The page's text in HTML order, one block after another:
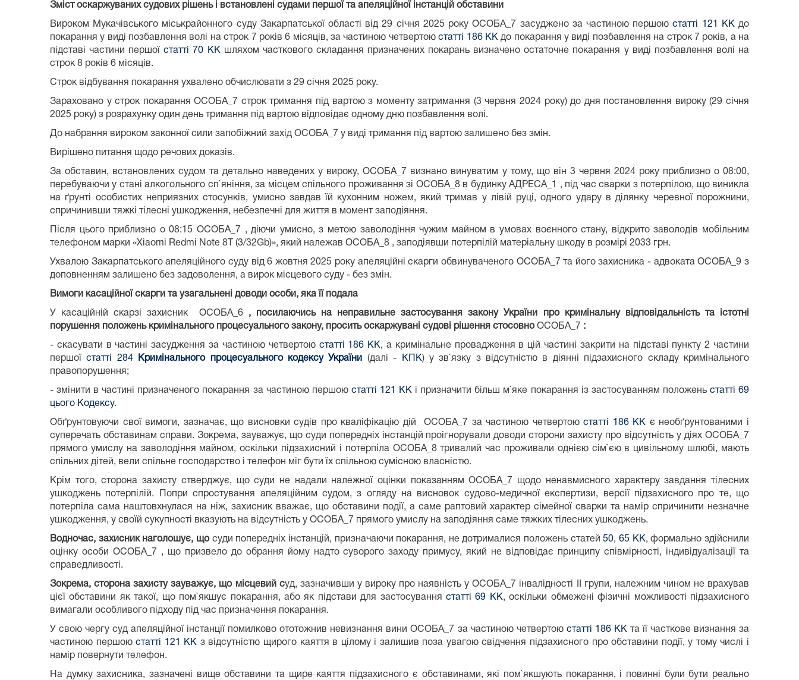
Зміст оскаржуваних судових рішень і встановлені судами першої та апеляційної інстанцій обставини
Вироком Мукачівського міськрайонного суду Закарпатської області від 29 січня 2025 року ОСОБА_7 засуджено за частиною першоюстатті 121 КК до
покарання у виді позбавлення волі на строк 7 років 6 місяців, за частиною четвертоюстатті 186 КК до покарання у виді позбавлення на строк 7 років, а на
підставі частини першоїстатті 70 КК шляхом часткового складання призначених покарань визначено остаточне покарання у виді позбавлення волі на
строк 8 років 6 місяців.
Строк відбування покарання ухвалено обчислювати з 29 січня 2025 року.
Зараховано у строк покарання ОСОБА_7 строк тримання під вартою з моменту затримання (3 червня 2024 року) до дня постановлення вироку (29 січня
2025 року) з розрахунку один день тримання під вартою відповідає одному дню позбавлення волі.
До набрання вироком законної сили запобіжний захід ОСОБА_7 у виді тримання під вартою залишено без змін.
Вирішено питання щодо речових доказів.
За обставин, встановлених судом та детально наведених у вироку, ОСОБА_7 визнано винуватим у тому, що він 3 червня 2024 року приблизно о 08:00,
перебуваючи у стані алкогольного сп`яніння, за місцем спільного проживання зі ОСОБА_8 в будинку АДРЕСА_1 , під час сварки з потерпілою, що виникла
на ґрунті особистих неприязних стосунків, умисно завдав їй кухонним ножем, який тримав у лівій руці, одного удару в ділянку черевної порожнини,
спричинивши тяжкі тілесні ушкодження, небезпечні для життя в момент заподіяння.
Після цього приблизно о 08:15 ОСОБА_7 , діючи умисно, з метою заволодіння чужим майном в умовах воєнного стану, відкрито заволодів мобільним
телефоном марки «Хіаоmі Redmi Note 8Т (3/32Gb)», який належав ОСОБА_8 , заподіявши потерпілій матеріальну шкоду в розмірі 2033 грн.
Ухвалою Закарпатського апеляційного суду від 6 жовтня 2025 року апеляційні скарги обвинуваченого ОСОБА_7 та його захисника - адвоката ОСОБА_9 з
доповненням залишено без задоволення, а вирок місцевого суду - без змін.
Вимоги касаційної скарги та узагальнені доводи особи, яка її подала
У касаційній скарзі захисник ОСОБА_6 , посилаючись на неправильне застосування закону України про кримінальну відповідальність та істотні
порушення положень кримінального процесуального закону, просить оскаржувані судові рішення стосовно ОСОБА_7 :
- скасувати в частині засудження за частиною четвертою статті 186 КК, а кримінальне провадження в цій частині закрити на підставі пункту 2 частини
першоїстатті 284 Кримінального процесуального кодексу України (далі - КПК) у зв`язку з відсутністю в діянні підзахисного складу кримінального
правопорушення;
- змінити в частині призначеного покарання за частиною першою статті 121 КК і призначити більш м`яке покарання із застосуванням положень статті 69
цього Кодексу.
Обґрунтовуючи свої вимоги, зазначає, що висновки судів про кваліфікацію дій ОСОБА_7 за частиною четвертоюстатті 186 КК є необґрунтованими і
суперечать обставинам справи. Зокрема, зауважує, що суди попередніх інстанцій проігнорували доводи сторони захисту про відсутність у діях ОСОБА_7
прямого умислу на заволодіння майном, оскільки підзахисний і потерпіла ОСОБА_8 тривалий час проживали однією сім`єю в цивільному шлюбі, мають
спільних дітей, вели спільне господарство і телефон міг бути їх спільною сумісною власністю.
Крім того, сторона захисту стверджує, що суди не надали належної оцінки показанням ОСОБА_7 щодо ненавмисного характеру завдання тілесних
ушкоджень потерпілій. Попри спростування апеляційним судом, з огляду на висновок судово-медичної експертизи, версії підзахисного про те, що
потерпіла сама наштовхнулася на ніж, захисник вважає, що обставини події, а саме раптовий характер сімейної сварки та намір спричинити незначне
ушкодження, у своїй сукупності вказують на відсутність у ОСОБА_7 прямого умислу на заподіяння саме тяжких тілесних ушкоджень.
Водночас, захисник наголошує, щосуди попередніх інстанцій, призначаючи покарання, не дотрималися положень статей50,65 КК, формально здійснили
оцінку особи ОСОБА_7 , що призвело до обрання йому надто суворого заходу примусу, який не відповідає принципу співмірності, індивідуалізації та
справедливості.
Зокрема, сторона захисту зауважує, що місцевий суд, зазначивши у вироку про наявність у ОСОБА_7 інвалідності ІІ групи, належним чином не врахував
цієї обставини як такої, що пом`якшує покарання, або як підстави для застосуваннястатті 69 КК, оскільки обмежені фізичні можливості підзахисного
вимагали особливого підходу під час призначення покарання.
У свою чергу суд апеляційної інстанції помилково ототожнив невизнання вини ОСОБА_7 за частиною четвертою статті 186 КК та її часткове визнання за
частиною першоюстатті 121 КК з відсутністю щирого каяття в цілому і залишив поза увагою свідчення підзахисного про обставини події, у тому числі і
намір повернути телефон.
На думку захисника, зазначені вище обставини та щире каяття підзахисного є обставинами, які пом`якшують покарання, і повинні були бути реально